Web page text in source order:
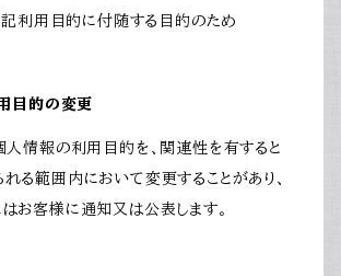
記利用目的に付随する目的のため
目的の変更
人情報の利用目的を、関連性を有すると
る範囲内において変更することがあり、
お客様に通知又は公表します。